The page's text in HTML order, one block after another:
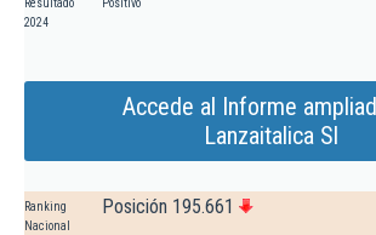
Resultado
2024
Positivo
Accede al Informe
Lanzaitalica Sl
Ranking
Nacional
Posición 195.661